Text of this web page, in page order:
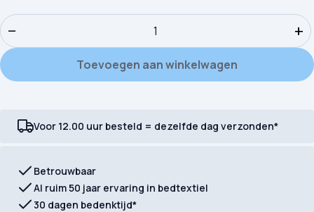
Kinderdekbedovertrek Pure microvezel Planets aantal
− +
Toevoegen aan winkelwagen
Voor 12.00 uur besteld = dezelfde dag verzonden*
Betrouwbaar
Al ruim 50 jaar ervaring in bedtextiel
30 dagen bedenktijd*